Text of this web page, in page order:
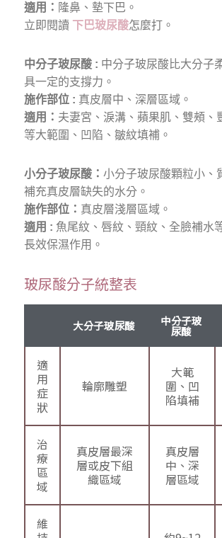
適用： 隆鼻、墊下巴。
立即閱讀 下巴玻尿酸怎麼打。
中分子玻尿酸 : 中分子玻尿酸比大分子
具一定的支撐力。
施作部位 : 真皮層中、深層區域。
適用： 夫妻宮、淚溝、蘋果肌、雙頰、
等大範圍、凹陷、皺紋填補。
小分子玻尿酸： 小分子玻尿酸顆粒小、
補充真皮層缺失的水分。
施作部位： 真皮層淺層區域。
適用 : 魚尾紋、唇紋、頸紋、全臉補水
長效保濕作用。
玻尿酸分子統整表
大分子玻尿酸 中分子玻
尿酸
適
用
症
狀
輪廓雕塑
大範
圍、凹
陷填補
治
療
區
域
真皮層最深
層或皮下組
織區域
真皮層
中、深
層區域
維